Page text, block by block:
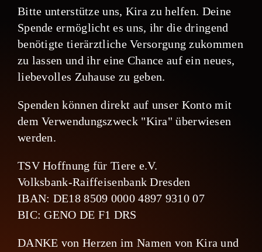
Bitte unterstütze uns, Kira zu helfen. Deine
Spende ermöglicht es uns, ihr die dringend
benötigte tierärztliche Versorgung zukommen
zu lassen und ihr eine Chance auf ein neues,
liebevolles Zuhause zu geben.
Spenden können direkt auf unser Konto mit
dem Verwendungszweck "Kira" überwiesen
werden.
TSV Hoffnung für Tiere e.V.
Volksbank-Raiffeisenbank Dresden
IBAN: DE18 8509 0000 4897 9310 07
BIC: GENO DE F1 DRS
DANKE von Herzen im Namen von Kira und